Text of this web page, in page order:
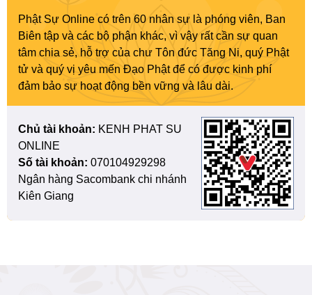
Phật Sự Online có trên 60 nhân sự là phóng viên, Ban
Biên tập và các bộ phận khác, vì vậy rất cần sự quan
tâm chia sẻ, hỗ trợ của chư Tôn đức Tăng Ni, quý Phật
tử và quý vị yêu mến Đạo Phật để có được kinh phí
đảm bảo sự hoạt động bền vững và lâu dài.
Chủ tài khoản: KENH PHAT SU
ONLINE
Số tài khoản: 070104929298
Ngân hàng Sacombank chi nhánh
Kiên Giang